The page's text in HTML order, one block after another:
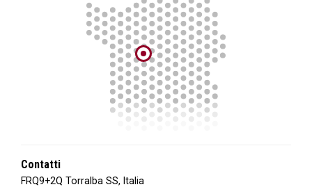
Contatti
FRQ9+2Q Torralba SS, Italia